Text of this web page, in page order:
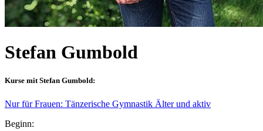
Stefan Gumbold
Kurse mit Stefan Gumbold:
Nur für Frauen: Tänzerische Gymnastik Älter und aktiv
Beginn: